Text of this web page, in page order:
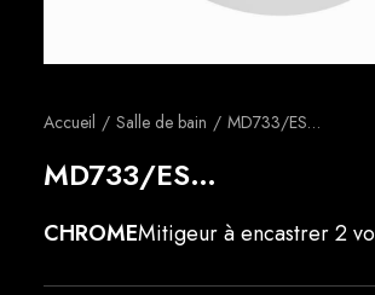
Accueil Salle de bain MD733/ES…
MD733/ES…
CHROMEMitigeur à encastrer 2